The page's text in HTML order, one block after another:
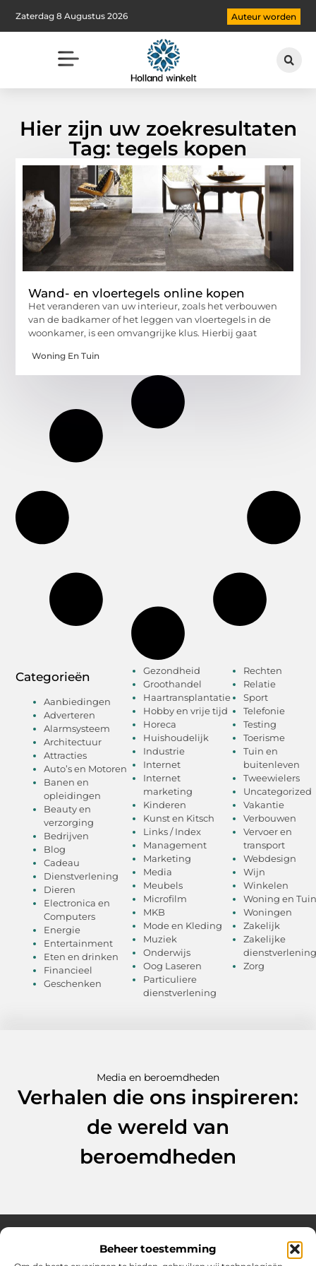
Beheer toestemming
Zaterdag 8 Augustus 2026 Auteur worden
Hier zijn uw zoekresultaten
Tag: tegels kopen
Wand- en vloertegels online kopen
Het veranderen van uw interieur, zoals het verbouwen
van de badkamer of het leggen van vloertegels in de
woonkamer, is een omvangrijke klus. Hierbij gaat
Woning En Tuin
Categorieën
Aanbiedingen
Adverteren
Alarmsysteem
Architectuur
Attracties
Auto’s en Motoren
Banen en
opleidingen
Beauty en
verzorging
Bedrijven
Blog
Cadeau
Dienstverlening
Dieren
Electronica en
Computers
Energie
Entertainment
Eten en drinken
Financieel
Geschenken
Gezondheid
Groothandel
Haartransplantatie
Hobby en vrije tijd
Horeca
Huishoudelijk
Industrie
Internet
Internet
marketing
Kinderen
Kunst en Kitsch
Links / Index
Management
Marketing
Media
Meubels
Microfilm
MKB
Mode en Kleding
Muziek
Onderwijs
Oog Laseren
Particuliere
dienstverlening
Rechten
Relatie
Sport
Telefonie
Testing
Toerisme
Tuin en
buitenleven
Tweewielers
Uncategorized
Vakantie
Verbouwen
Vervoer en
transport
Webdesign
Wijn
Winkelen
Woning en Tuin
Woningen
Zakelijk
Zakelijke
dienstverlening
Zorg
Media en beroemdheden
Verhalen die ons inspireren:
de wereld van
beroemdheden